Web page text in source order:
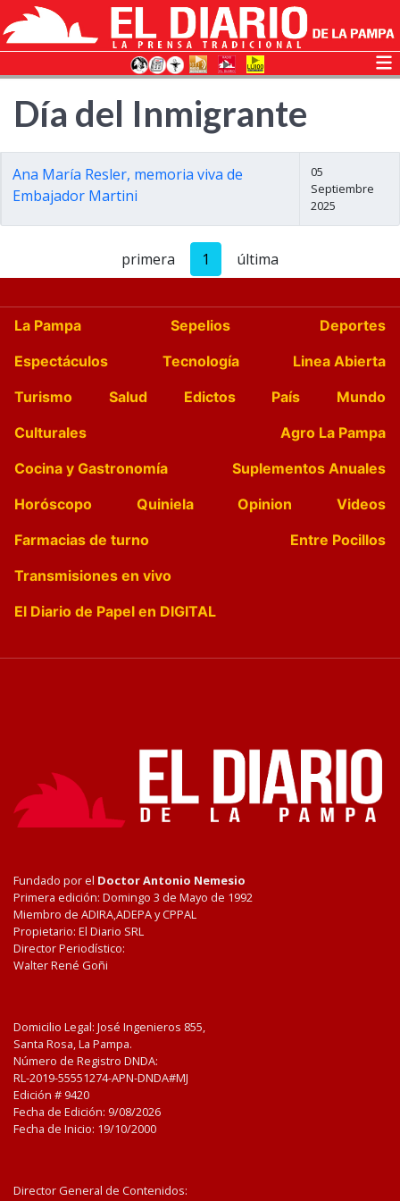
Día del Inmigrante
Ana María Resler, memoria viva de
Embajador Martini
05
Septiembre
2025
primera 1 última
La Pampa Sepelios
Deportes
Espectáculos
Tecnología
Linea Abierta
Turismo
Salud Edictos País
Mundo
Culturales
Agro La Pampa
Cocina y Gastronomía
Suplementos Anuales
Horóscopo
Quiniela Opinion
Videos
Farmacias de turno
Entre Pocillos
Transmisiones en vivo
El Diario de Papel en DIGITAL
Fundado por el Doctor Antonio Nemesio
Primera edición: Domingo 3 de Mayo de 1992
Miembro de ADIRA,ADEPA y CPPAL
Propietario: El Diario SRL
Director Periodístico:
Walter René Goñi
Domicilio Legal: José Ingenieros 855,
Santa Rosa, La Pampa.
Número de Registro DNDA:
RL-2019-55551274-APN-DNDA#MJ
Edición # 9420
Fecha de Edición: 9/08/2026
Fecha de Inicio: 19/10/2000
Director General de Contenidos: